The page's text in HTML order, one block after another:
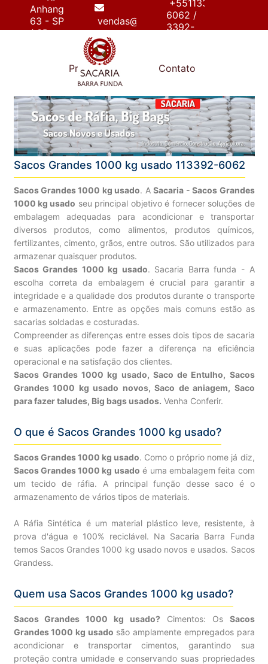
Anhanguera,
63 - SP
/ SP
vendas@sacariabarrafunda.com.br
+55113392-
6062 /
3392-
Produtos Contato
Sacos Grandes 1000 kg usado 113392-6062
Sacos Grandes 1000 kg usado. ASacaria - Sacos Grandes
1000 kg usado seu principal objetivo é fornecer soluções de
embalagem adequadas para acondicionar e transportar
diversos produtos, como alimentos, produtos químicos,
fertilizantes, cimento, grãos, entre outros. São utilizados para
armazenar quaisquer produtos.
Sacos Grandes 1000 kg usado. Sacaria Barra funda - A
escolha correta da embalagem é crucial para garantir a
integridade e a qualidade dos produtos durante o transporte
e armazenamento. Entre as opções mais comuns estão as
sacarias soldadas e costuradas.
Compreender as diferenças entre esses dois tipos de sacaria
e suas aplicações pode fazer a diferença na eficiência
operacional e na satisfação dos clientes.
Sacos Grandes 1000 kg usado, Saco de Entulho, Sacos
Grandes 1000 kg usado novos, Saco de aniagem, Saco
para fazer taludes, Big bags usados. Venha Conferir.
O que é Sacos Grandes 1000 kg usado?
Sacos Grandes 1000 kg usado. Como o próprio nome já diz,
Sacos Grandes 1000 kg usado é uma embalagem feita com
um tecido de ráfia. A principal função desse saco é o
armazenamento de vários tipos de materiais.
A Ráfia Sintética é um material plástico leve, resistente, à
prova d'água e 100% reciclável. Na Sacaria Barra Funda
temos Sacos Grandes 1000 kg usado novos e usados. Sacos
Grandess.
Quem usa Sacos Grandes 1000 kg usado?
Sacos Grandes 1000 kg usado? Cimentos: Os Sacos
Grandes 1000 kg usado são amplamente empregados para
acondicionar e transportar cimentos, garantindo sua
proteção contra umidade e conservando suas propriedades